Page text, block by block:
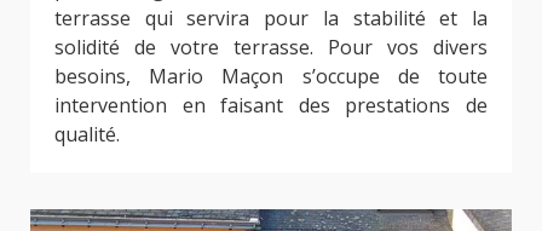
terrasse qui servira pour la stabilité et la
solidité de votre terrasse. Pour vos divers
besoins, Mario Maçon s’occupe de toute
intervention en faisant des prestations de
qualité.